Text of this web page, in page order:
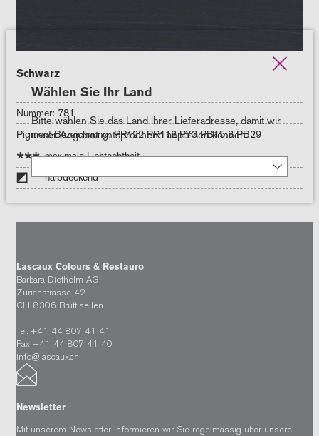
Schwarz
Nummer: 781
Pigment-Bezeichnung: PR122 PR112 PY3 PB15:3 PB29
***maximale Lichtechtheit
halbdeckend
Lascaux Colours & Restauro
Barbara Diethelm AG
Zürichstrasse 42
CH-8306 Brüttisellen
Tel. +41 44 807 41 41
Fax +41 44 807 41 40
info@lascaux.ch
Newsletter
Mit unserem Newsletter informieren wir Sie regelmässig über unsere
Wählen Sie Ihr Land
Bitte wählen Sie das Land ihrer Lieferadresse, damit wir
unser Angebot entsprechend anpassen können.